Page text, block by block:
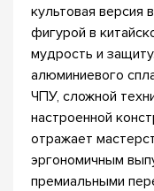
культовая версия
фигурой в
мудрость и
алюминиевого
ЧПУ, сложной
настроенной
отражает
эргономичным
премиальными